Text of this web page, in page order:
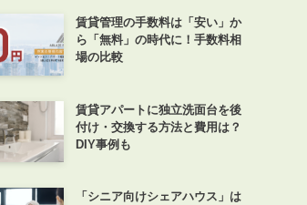
賃貸管理の手数料は「安い」か
ら「無料」の時代に！手数料相
場の比較
賃貸アパートに独立洗面台を後
付け・交換する方法と費用は？
DIY事例も
「シニア向けシェアハウス」は